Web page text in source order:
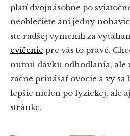
platí dvojnásobne po
neoblečiete ani jedny
ste radšej vymenili za
cvičenie pre vás to pravé.
nutnú dávku odhodlania, ale
začne prinášať ovocie a vy sa
lepšie nielen po fyzickej, ale
stránke.